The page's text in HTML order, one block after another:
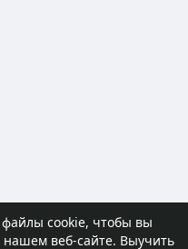
файлы cookie, чтобы вы
веб-сайте. Выучить